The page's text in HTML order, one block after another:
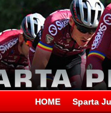
HOME Sparta